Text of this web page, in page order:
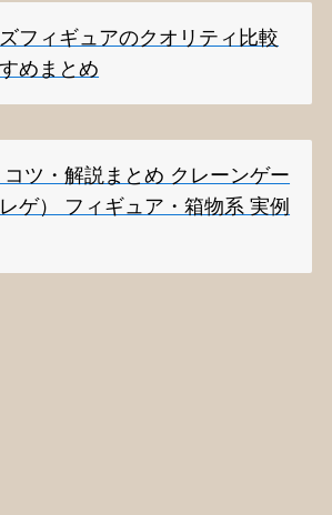
フィギュアのクオリティ比較
めまとめ
ツ・解説まとめ クレーンゲー
ゲ） フィギュア・箱物系 実例